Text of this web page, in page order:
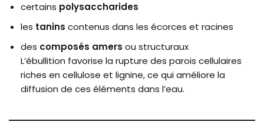
certains polysaccharides
les tanins contenus dans les écorces et racines
des composés amers ou structuraux
L’ébullition favorise la rupture des parois cellulaires
riches en cellulose et lignine, ce qui améliore la
diffusion de ces éléments dans l’eau.